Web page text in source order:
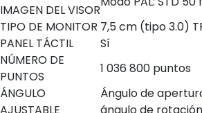
IMAGEN DEL VISOR
TIPO DE MONITOR 7,5 cm (tipo 3.0)
PANEL TÁCTIL
Sí
NÚMERO DE
PUNTOS
1 036 800 puntos
ÁNGULO
Ángulo de